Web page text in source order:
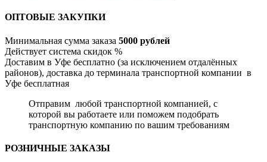
ОПТОВЫЕ ЗАКУПКИ
Минимальная сумма заказа 5000 рублей
Действует система скидок %
Доставим в Уфе бесплатно (за исключением отдалённых
районов), доставка до терминала транспортной компании в
Уфе бесплатная
Отправим любой транспортной компанией, с
которой вы работаете или поможем подобрать
транспортную компанию по вашим требованиям
РОЗНИЧНЫЕ ЗАКАЗЫ